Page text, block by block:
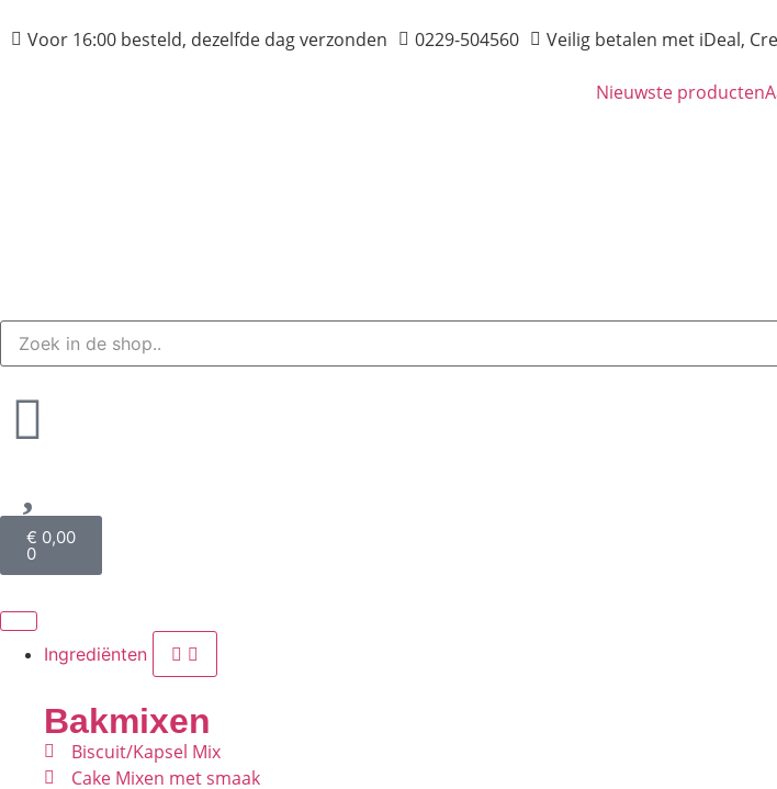
Voor 16:00 besteld, dezelfde dag verzonden 0229-504560 Veilig betalen met iDeal,
Nieuwste producten
€ 0,00
0
Ingrediënten
Bakmixen
Biscuit/Kapsel Mix
Cake Mixen met smaak